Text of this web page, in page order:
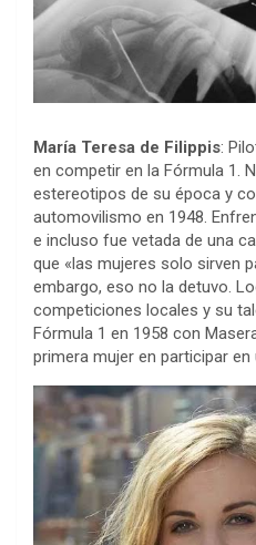
María Teresa de Filippis:
en competir en la Fórmula 1.
estereotipos de su época y
automovilismo en 1948.
e incluso fue vetada de una
que «las mujeres solo sirven
embargo, eso no la detuvo.
competiciones locales y su
Fórmula 1 en 1958 con
primera mujer en participar en